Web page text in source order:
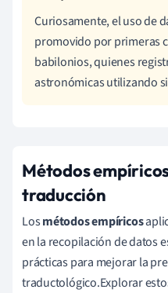
Curiosamente, el uso de
promovido por primeras
babilonios, quienes
astronómicas utilizando
Métodos
traducción
Losmétodos empíricos
en la recopilación de datos
prácticas para mejorar la
traductológico.Explorar